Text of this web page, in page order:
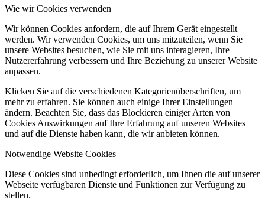
Wie wir Cookies verwenden
Wir können Cookies anfordern, die auf Ihrem Gerät eingestellt
werden. Wir verwenden Cookies, um uns mitzuteilen, wenn Sie
unsere Websites besuchen, wie Sie mit uns interagieren, Ihre
Nutzererfahrung verbessern und Ihre Beziehung zu unserer Website
anpassen.
Klicken Sie auf die verschiedenen Kategorienüberschriften, um
mehr zu erfahren. Sie können auch einige Ihrer Einstellungen
ändern. Beachten Sie, dass das Blockieren einiger Arten von
Cookies Auswirkungen auf Ihre Erfahrung auf unseren Websites
und auf die Dienste haben kann, die wir anbieten können.
Notwendige Website Cookies
Diese Cookies sind unbedingt erforderlich, um Ihnen die auf unserer
Webseite verfügbaren Dienste und Funktionen zur Verfügung zu
stellen.